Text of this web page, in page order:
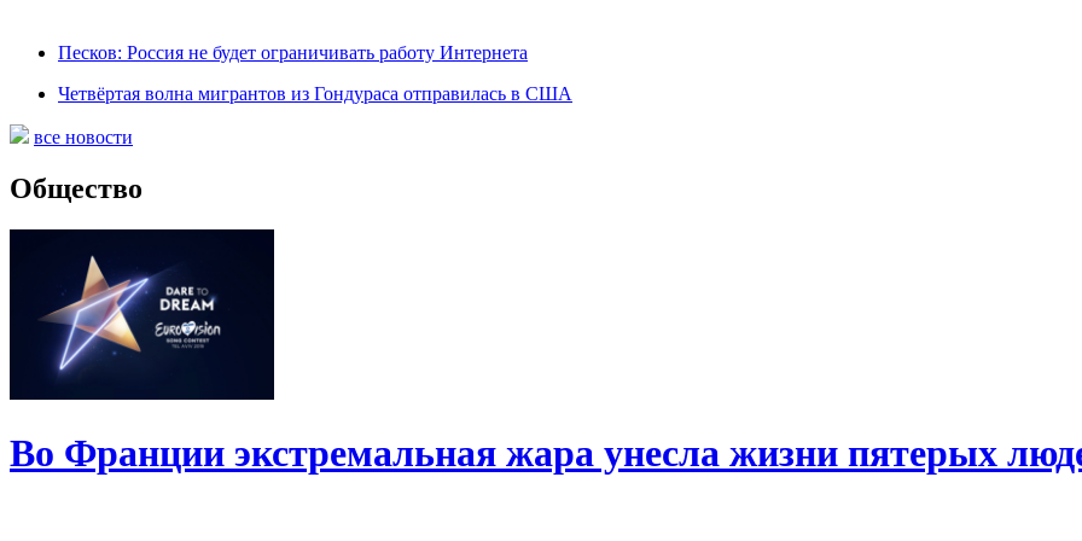
Песков: Россия не будет ограничивать работу Интернета
Четвёртая волна мигрантов из Гондураса отправилась в США
все новости
Общество
Во Франции экстремальная жара унесла жизни пятерых